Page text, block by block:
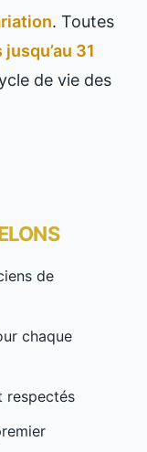
. Toutes
31
de vie des
de
chaque
respectés